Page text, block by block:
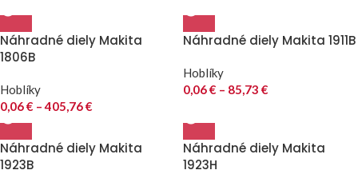
Náhradné diely Makita
1806B
Hoblíky
0,06€ – 405,76€
Náhradné diely Makita 1911B
Hoblíky
0,06€ – 85,73 €
Náhradné diely Makita
1923B
Náhradné diely Makita
1923H